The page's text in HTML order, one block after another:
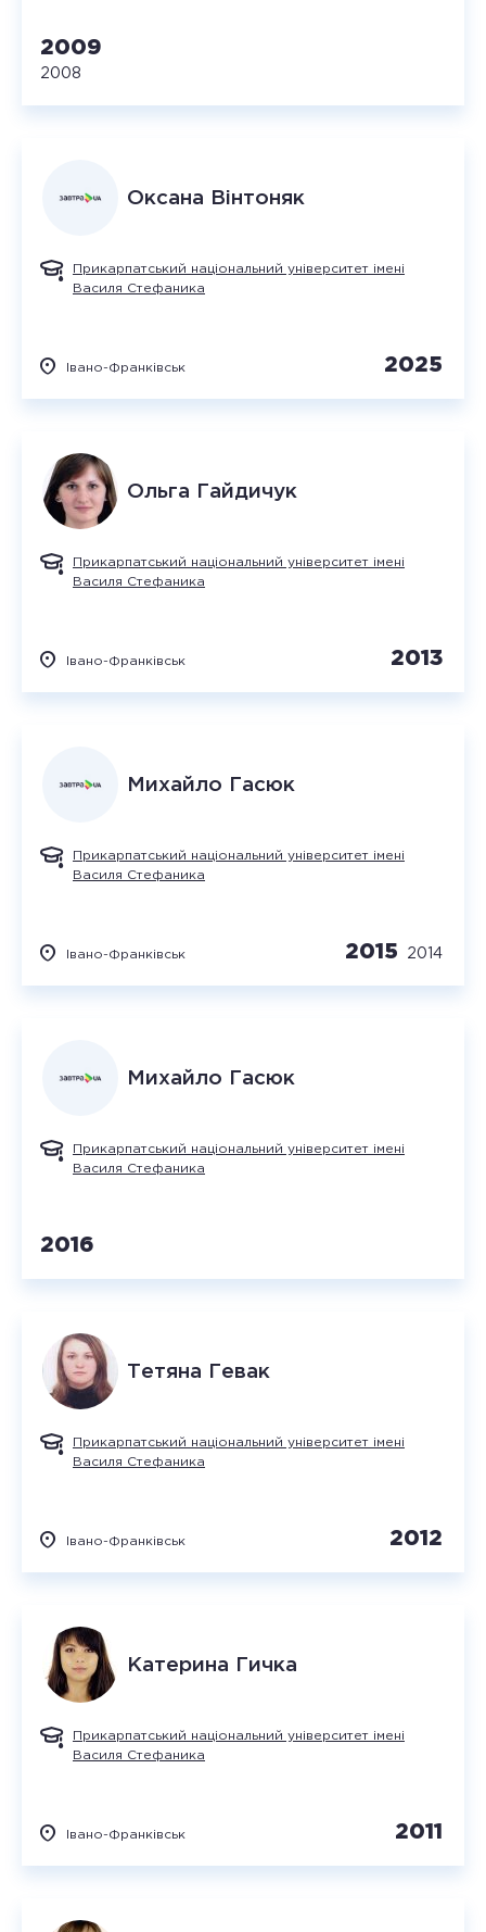
2009
2008
Оксана Вінтоняк
Прикарпатський національний університет імені
Василя Стефаника
Івано-Франківськ 2025
Ольга Гайдичук
Прикарпатський національний університет імені
Василя Стефаника
Івано-Франківськ 2013
Михайло Гасюк
Прикарпатський національний університет імені
Василя Стефаника
Івано-Франківськ 2015 2014
Михайло Гасюк
Прикарпатський національний університет імені
Василя Стефаника
2016
Тетяна Гевак
Прикарпатський національний університет імені
Василя Стефаника
Івано-Франківськ 2012
Катерина Гичка
Прикарпатський національний університет імені
Василя Стефаника
Івано-Франківськ 2011